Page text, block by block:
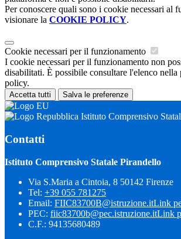
Per conoscere quali sono i cookie necessari al
visionare la COOKIE POLICY.
Cookie necessari per il funzionamento
I cookie necessari per il funzionamento non
disabilitati. È possibile consultare l'elenco nella
policy.
Accetta tutti Salva le preferenze
Istituto Comprensivo
Contatti
Istituto Comprensivo Statale Pirandello
Via S.Maria a Cintoia, 8 50142 Firenze
Tel: +39 055 781275
Email: FIIC83700B@istruzione.itLink
PEC: fiic83700b@pec.istruzione.itLink
C.F.: 94135680489